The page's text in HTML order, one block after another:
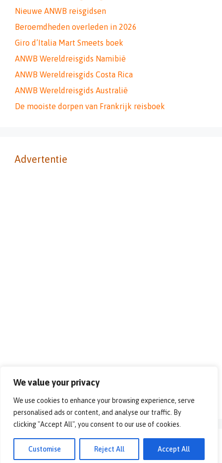
We value your privacy
We use cookies to enhance your browsing experience, serve
personalised ads or content, and analyse our traffic. By
clicking "Accept All", you consent to our use of cookies.
Customise Reject All Accept All
Nieuwe ANWB reisgidsen
Beroemdheden overleden in 2026
Giro d’Italia Mart Smeets boek
ANWB Wereldreisgids Namibië
ANWB Wereldreisgids Costa Rica
ANWB Wereldreisgids Australië
De mooiste dorpen van Frankrijk reisboek
Advertentie
Disclaimer